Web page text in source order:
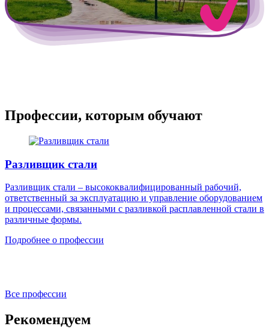
Профессии, которым обучают
Разливщик стали
Разливщик стали – высококвалифицированный рабочий,
ответственный за эксплуатацию и управление оборудованием
и процессами, связанными с разливкой расплавленной стали в
различные формы.
Подробнее о профессии
Все профессии
Рекомендуем